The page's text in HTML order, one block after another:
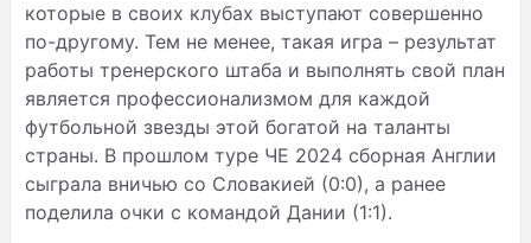
которые в своих клубах выступают совершенно
по-другому. Тем не менее, такая игра – результат
работы тренерского штаба и выполнять свой план
является профессионализмом для каждой
футбольной звезды этой богатой на таланты
страны. В прошлом туре ЧЕ 2024 сборная Англии
сыграла вничью со Словакией (0:0), а ранее
поделила очки с командой Дании (1:1).